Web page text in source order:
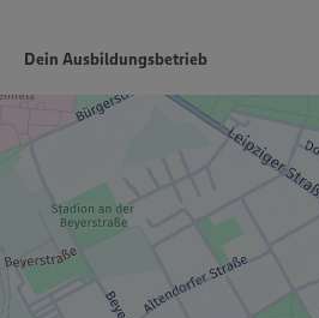
Dein Ausbildungsbetrieb